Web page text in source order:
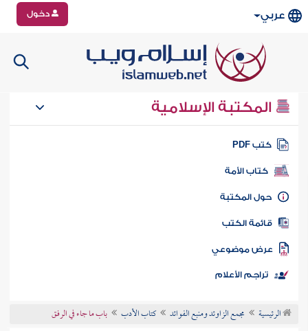
عربي دخول
المكتبة الإسلامية
كتب PDF
كتاب الأمة
المكتبة
الكتب
موضوعي
تراجم الأعلام
الرئيسية مجمع الزاوئد ومنبع الفوائد كتاب الأدب باب ما جاء في الرفق